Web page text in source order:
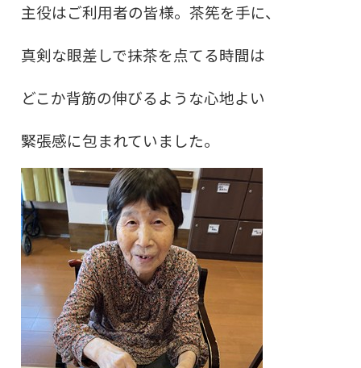
主役はご利用者の皆様。茶筅を手に、
真剣な眼差しで抹茶を点てる時間は
どこか背筋の伸びるような心地よい
緊張感に包まれていました。